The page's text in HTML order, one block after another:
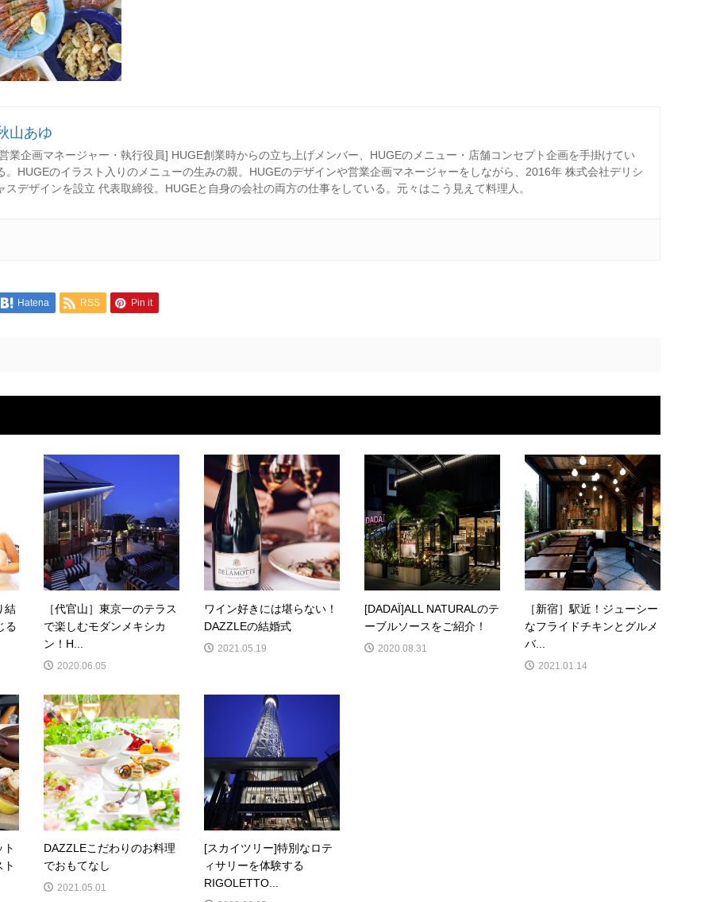
山あゆ
業企画マネージャー・執行役員] HUGE創業時からの立ち上げメンバー、HUGEのメニュー・店舗コンセプト企画を手掛けてい
。HUGEのイラスト入りのメニューの生みの親。HUGEのデザインや営業企画マネージャーをしながら、2016年 株式会社デリシ
スデザインを設立 代表取締役。HUGEと自身の会社の両方の仕事をしている。元々はこう見えて料理人。
Hatena RSS Pin it
結
る
［代官山］東京一のテラス
で楽しむモダンメキシカ
ン！H...
2020.06.05
ワイン好きには堪らない！
DAZZLEの結婚式
2021.05.19
[DADAÏ]ALL NATURALのテ
ーブルソースをご紹介！
2020.08.31
［新宿］駅近！ジューシー
なフライドチキンとグルメ
バ...
2021.01.14
DAZZLEこだわりのお料理
でおもてなし
2021.05.01
[スカイツリー]特別なロテ
ィサリーを体験する
RIGOLETTO...